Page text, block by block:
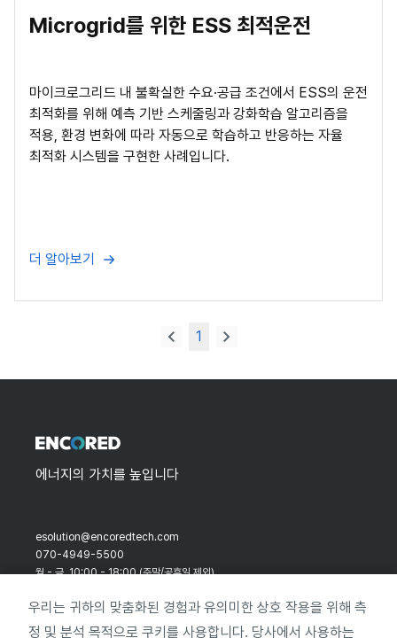
Microgrid를 위한 ESS 최적운전
마이크로그리드 내 불확실한 수요·공급 조건에서 ESS의 운전
최적화를 위해 예측 기반 스케줄링과 강화학습 알고리즘을
적용, 환경 변화에 따라 자동으로 학습하고 반응하는 자율
최적화 시스템을 구현한 사례입니다.
더 알아보기
1
에너지의 가치를 높입니다
esolution@encoredtech.com
070-4949-5500
월 - 금  10:00 - 18:00 (주말/공휴일 제외)
우리는 귀하의 맞춤화된 경험과 유의미한 상호 작용을 위해 측
정 및 분석 목적으로 쿠키를 사용합니다. 당사에서 사용하는